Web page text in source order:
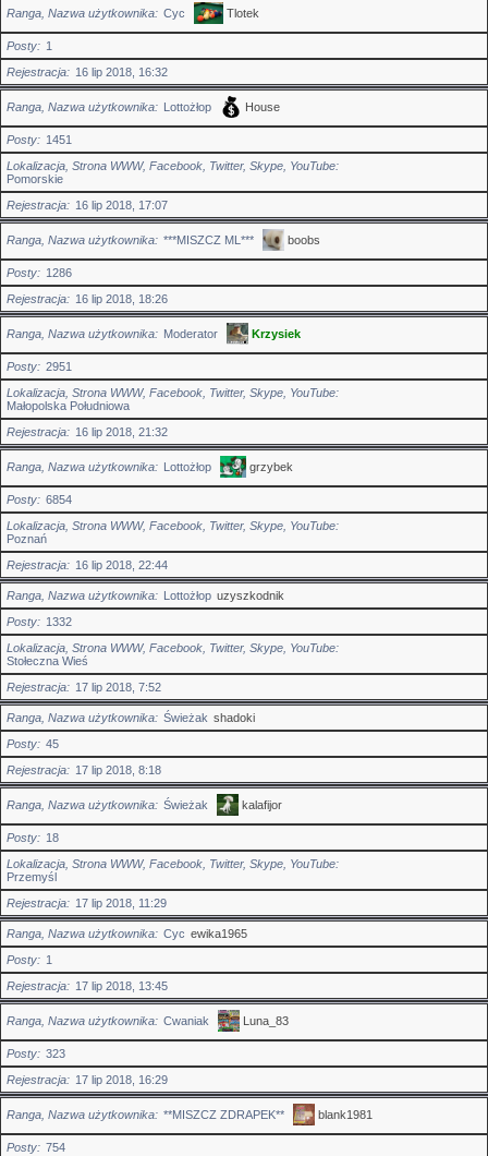
Ranga, Nazwa użytkownika Cyc Tlotek
Posty
1
Rejestracja
16 lip 2018, 16:32
Ranga, Nazwa użytkownika Lottożłop House
Posty
1451
Lokalizacja, Strona WWW, Facebook, Twitter, Skype, YouTube
Pomorskie
Rejestracja
16 lip 2018, 17:07
Ranga, Nazwa użytkownika ***MISZCZ ML*** boobs
Posty
1286
Rejestracja
16 lip 2018, 18:26
Ranga, Nazwa użytkownika Moderator Krzysiek
Posty
2951
Lokalizacja, Strona WWW, Facebook, Twitter, Skype, YouTube
Małopolska Południowa
Rejestracja
16 lip 2018, 21:32
Ranga, Nazwa użytkownika Lottożłop grzybek
Posty
6854
Lokalizacja, Strona WWW, Facebook, Twitter, Skype, YouTube
Poznań
Rejestracja
16 lip 2018, 22:44
Ranga, Nazwa użytkownika Lottożłop uzyszkodnik
Posty
1332
Lokalizacja, Strona WWW, Facebook, Twitter, Skype, YouTube
Stołeczna Wieś
Rejestracja
17 lip 2018, 7:52
Ranga, Nazwa użytkownika Świeżak shadoki
Posty
45
Rejestracja
17 lip 2018, 8:18
Ranga, Nazwa użytkownika Świeżak kalafijor
Posty
18
Lokalizacja, Strona WWW, Facebook, Twitter, Skype, YouTube
Przemyśl
Rejestracja
17 lip 2018, 11:29
Ranga, Nazwa użytkownika Cyc ewika1965
Posty
1
Rejestracja
17 lip 2018, 13:45
Ranga, Nazwa użytkownika Cwaniak Luna_83
Posty
323
Rejestracja
17 lip 2018, 16:29
Ranga, Nazwa użytkownika **MISZCZ ZDRAPEK** blank1981
Posty
754